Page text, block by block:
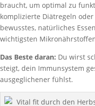
braucht, um optimal zu
komplizierte Diätregeln
bewusstes, natürliches
wichtigsten
Das Beste daran: Du wirst
steigt, dein Immunsystem
ausgeglichener fühlst.